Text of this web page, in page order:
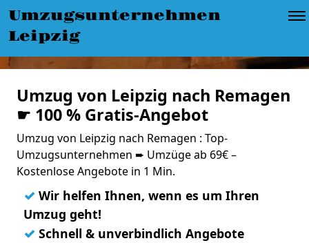
Umzugsunternehmen
Leipzig
Umzug von Leipzig nach Remagen
☛ 100 % Gratis-Angebot
Umzug von Leipzig nach Remagen : Top-
Umzugsunternehmen ➨ Umzüge ab 69€ –
Kostenlose Angebote in 1 Min.
✓ Wir helfen Ihnen, wenn es um Ihren
Umzug geht!
✓ Schnell & unverbindlich Angebote